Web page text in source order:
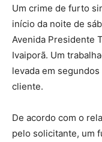
Um crime de furto
início da noite de
Avenida Presidente
Ivaiporã. Um
levada em
cliente.
De acordo com o
pelo solicitante, um